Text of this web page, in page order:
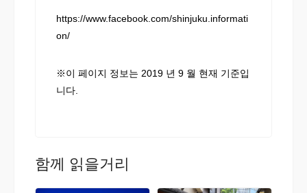
https://www.facebook.com/shinjuku.informati
on/
※이 페이지 정보는 2019 년 9 월 현재 기준입
니다.
함께 읽을거리